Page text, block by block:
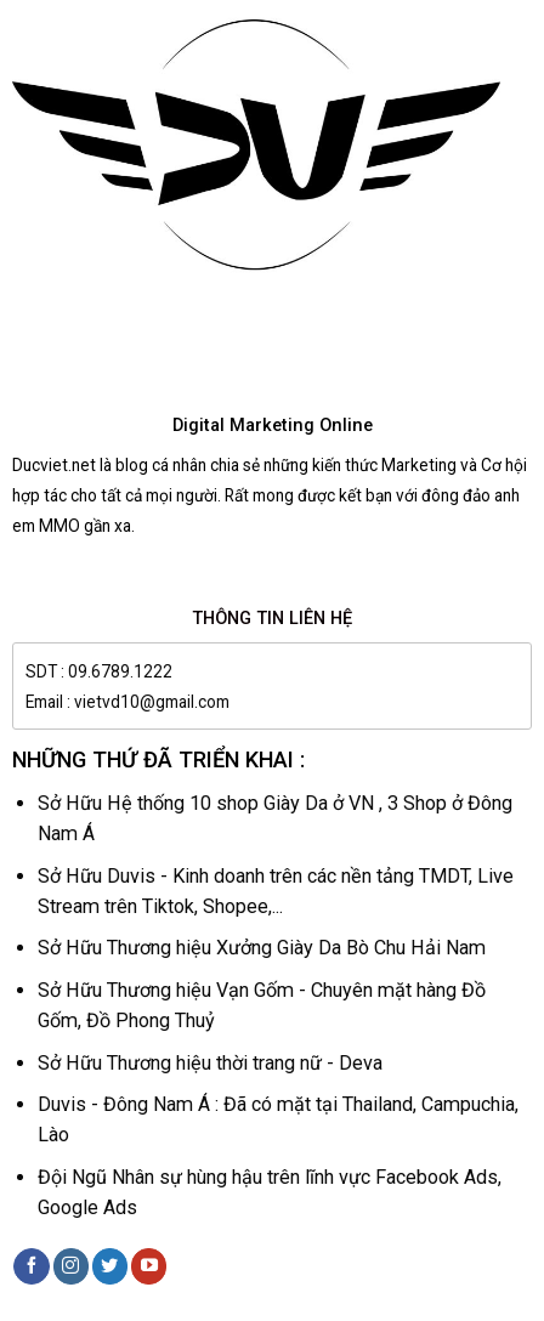
Digital Marketing Online
Ducviet.net là blog cá nhân chia sẻ những kiến thức Marketing và Cơ hội
hợp tác cho tất cả mọi người. Rất mong được kết bạn với đông đảo anh
em MMO gần xa.
THÔNG TIN LIÊN HỆ
SDT : 09.6789.1222
Email : vietvd10@gmail.com
NHỮNG THỨ ĐÃ TRIỂN KHAI :
Sở Hữu Hệ thống 10 shop Giày Da ở VN , 3 Shop ở Đông
Nam Á
Sở Hữu Duvis - Kinh doanh trên các nền tảng TMDT, Live
Stream trên Tiktok, Shopee,...
Sở Hữu Thương hiệu Xưởng Giày Da Bò Chu Hải Nam
Sở Hữu Thương hiệu Vạn Gốm - Chuyên mặt hàng Đồ
Gốm, Đồ Phong Thuỷ
Sở Hữu Thương hiệu thời trang nữ - Deva
Duvis - Đông Nam Á : Đã có mặt tại Thailand, Campuchia,
Lào
Đội Ngũ Nhân sự hùng hậu trên lĩnh vực Facebook Ads,
Google Ads